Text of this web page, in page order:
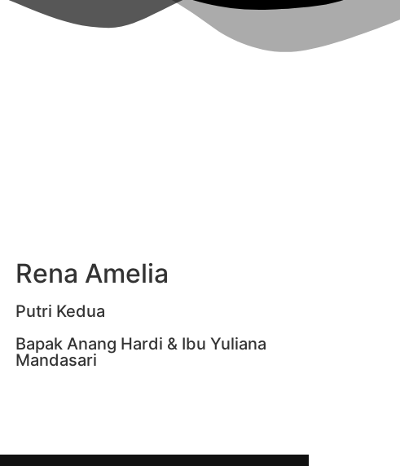
Rena Amelia
Putri Kedua
Bapak Anang Hardi & Ibu Yuliana
Mandasari